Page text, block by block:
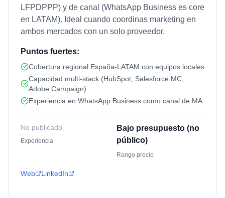
LFPDPPP) y de canal (WhatsApp Business es core
en LATAM). Ideal cuando coordinas marketing en
ambos mercados con un solo proveedor.
Puntos fuertes:
Cobertura regional España-LATAM con equipos locales
Capacidad multi-stack (HubSpot, Salesforce MC,
Adobe Campaign)
Experiencia en WhatsApp Business como canal de MA
No publicado
Experiencia
Bajo presupuesto (no
público)
Rango precio
Web LinkedIn